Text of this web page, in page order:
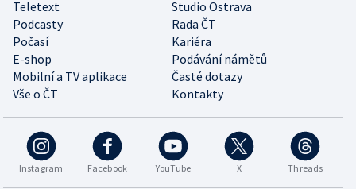
Teletext
Studio Ostrava
Podcasty
Rada ČT
Počasí
Kariéra
E-shop
Podávání námětů
Mobilní a TV aplikace
Časté dotazy
Vše o ČT
Kontakty
Instagram Facebook YouTube X Threads